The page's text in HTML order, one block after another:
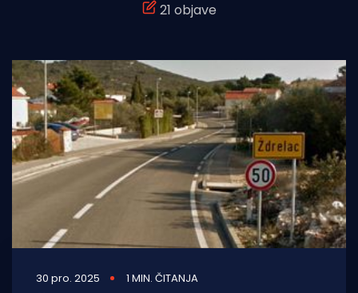
Otoci
Turizam i nautika
Pomorstvo
Ribolov
Tradicija i kultura
21 objave
30 pro. 2025 1 MIN. ČITANJA